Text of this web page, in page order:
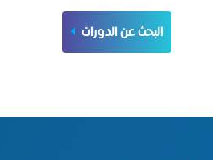
البحث عن الدورات